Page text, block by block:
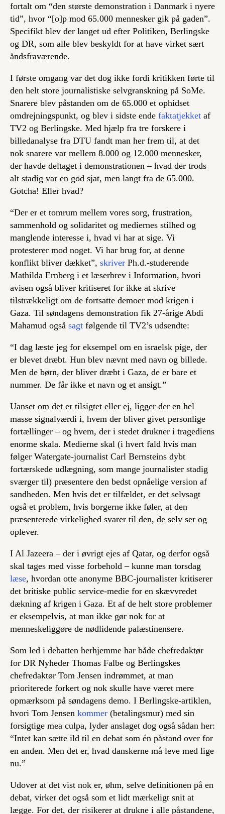
fortalt om “den største demonstration i Danmark i nyere
tid”, hvor “[o]p mod 65.000 mennesker gik på gaden”.
Specifikt blev der langet ud efter Politiken, Berlingske
og DR, som alle blev beskyldt for at have virket sært
åndsfraværende.
I første omgang var det dog ikke fordi kritikken førte til
den helt store journalistiske selvgranskning på SoMe.
Snarere blev påstanden om de 65.000 et ophidset
omdrejningspunkt, og blev i sidste ende faktatjekket af
TV2 og Berlingske. Med hjælp fra tre forskere i
billedanalyse fra DTU fandt man her frem til, at det
nok snarere var mellem 8.000 og 12.000 mennesker,
der havde deltaget i demonstrationen – hvad der trods
alt stadig var en god sjat, men langt fra de 65.000.
Gotcha! Eller hvad?
“Der er et tomrum mellem vores sorg, frustration,
sammenhold og solidaritet og mediernes stilhed og
manglende interesse i, hvad vi har at sige. Vi
protesterer mod noget. Vi har brug for, at denne
konflikt bliver dækket”, skriver Ph.d.-studerende
Mathilda Ernberg i et læserbrev i Information, hvori
avisen også bliver kritiseret for ikke at skrive
tilstrækkeligt om de fortsatte demoer mod krigen i
Gaza. Til søndagens demonstration fik 27-årige Abdi
Mahamud også sagt følgende til TV2’s udsendte:
“I dag læste jeg for eksempel om en israelsk pige, der
er blevet dræbt. Hun blev nævnt med navn og billede.
Men de børn, der bliver dræbt i Gaza, de er bare et
nummer. De får ikke et navn og et ansigt.”
Uanset om det er tilsigtet eller ej, ligger der en hel
masse signalværdi i, hvem der bliver givet personlige
fortællinger – og hvem, der i stedet drukner i tragediens
enorme skala. Medierne skal (i hvert fald hvis man
følger Watergate-journalist Carl Bernsteins dybt
fortærskede udlægning, som mange journalister stadig
sværger til) præsentere den bedst opnåelige version af
sandheden. Men hvis det er tilfældet, er det selvsagt
også et problem, hvis borgerne ikke føler, at den
præsenterede virkelighed svarer til den, de selv ser og
oplever.
I Al Jazeera – der i øvrigt ejes af Qatar, og derfor også
skal tages med visse forbehold – kunne man torsdag
læse, hvordan otte anonyme BBC-journalister kritiserer
det britiske public service-medie for en skævvredet
dækning af krigen i Gaza. Et af de helt store problemer
er eksempelvis, at man ikke gør nok for at
menneskeliggøre de nødlidende palæstinensere.
Som led i debatten herhjemme har både chefredaktør
for DR Nyheder Thomas Falbe og Berlingskes
chefredaktør Tom Jensen indrømmet, at man
prioriterede forkert og nok skulle have været mere
opmærksom på søndagens demo. I Berlingske-artiklen,
hvori Tom Jensen kommer (betalingsmur) med sin
forsigtige mea culpa, lyder anslaget dog også sådan her:
“Intet kan sætte ild til en debat som én påstand over for
en anden. Men det er, hvad danskerne må leve med lige
nu.”
Udover at det vist nok er, øhm, selve definitionen på en
debat, virker det også som et lidt mærkeligt snit at
lægge. For det, der risikerer at drukne i alle påstandene,